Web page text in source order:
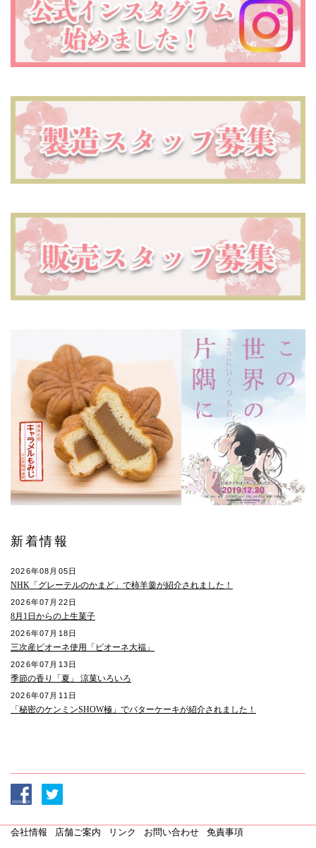
新着情報
2026年08月05日
NHK「グレーテルのかまど」で柿羊羹が紹介されました！
2026年07月22日
8月1日からの上生菓子
2026年07月18日
三次産ピオーネ使用「ピオーネ大福」
2026年07月13日
季節の香り「夏」 涼菓いろいろ
2026年07月11日
「秘密のケンミンSHOW極」でバターケーキが紹介されました！
会社情報 店舗ご案内 リンク お問い合わせ 免責事項